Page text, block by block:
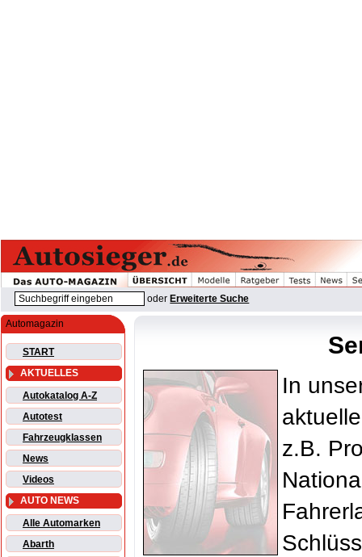
oder Erweiterte Suche
Automagazin
START
AKTUELLES
Autokatalog A-Z
Autotest
Fahrzeugklassen
News
Videos
AUTO NEWS
Alle Automarken
Abarth
In
z.B.